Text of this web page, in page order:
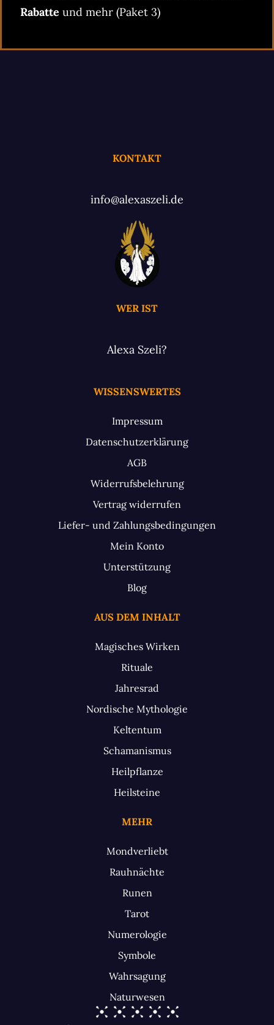
Rabatte und mehr (Paket 3)
KONTAKT
info@alexaszeli.de
WER IST
Alexa Szeli?
WISSENSWERTES
Impressum
Datenschutzerklärung
AGB
Widerrufsbelehrung
Vertrag widerrufen
Liefer- und Zahlungsbedingungen
Mein Konto
Unterstützung
Blog
AUS DEM INHALT
Magisches Wirken
Rituale
Jahresrad
Nordische Mythologie
Keltentum
Schamanismus
Heilpflanze
Heilsteine
MEHR
Mondverliebt
Rauhnächte
Runen
Tarot
Numerologie
Symbole
Wahrsagung
Naturwesen